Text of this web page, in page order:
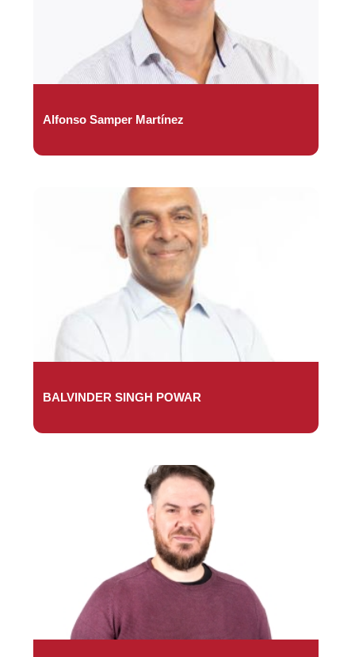
Alfonso Samper Martínez
BALVINDER SINGH POWAR